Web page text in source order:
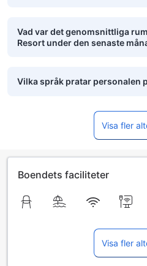
Vad var det genomsnittliga
Resort under den senaste
Vilka språk pratar personalen
Visa fler
Boendets faciliteter
Visa fler